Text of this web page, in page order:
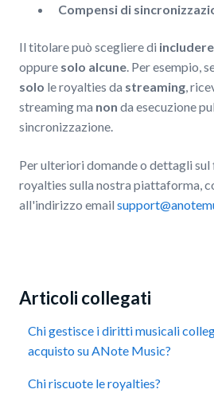
Compensi di
Il titolare può scegliere di
oppure solo alcune. Per esempio,
solo le royalties da streaming,
streaming ma non da esecuzione
sincronizzazione.
Per ulteriori domande o dettagli
royalties sulla nostra piattaforma,
all'indirizzo email
Articoli collegati
Chi gestisce i diritti musicali
acquisto su ANote Music?
Chi riscuote le royalties?